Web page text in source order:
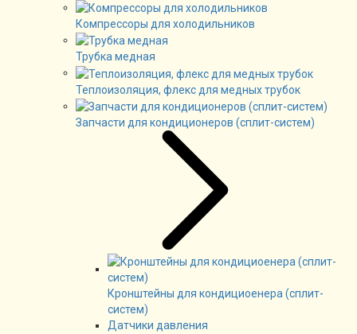
Компрессоры для холодильников
Трубка медная
Теплоизоляция, флекс для медных трубок
Запчасти для кондиционеров (сплит-систем)
Кронштейны для кондициоенера (сплит-
систем)
Датчики давления